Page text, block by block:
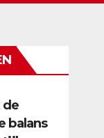
de
balans